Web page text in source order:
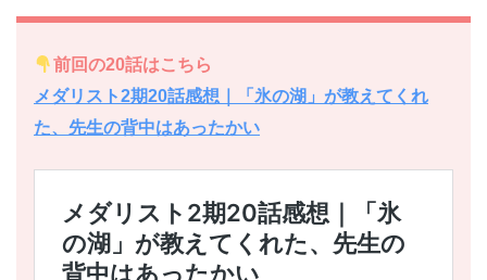
前回の20話はこちら
メダリスト2期20話感想｜「氷の湖」が教えてくれ
た、先生の背中はあったかい